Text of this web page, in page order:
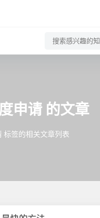
申请 的文章
标签的相关文章列表